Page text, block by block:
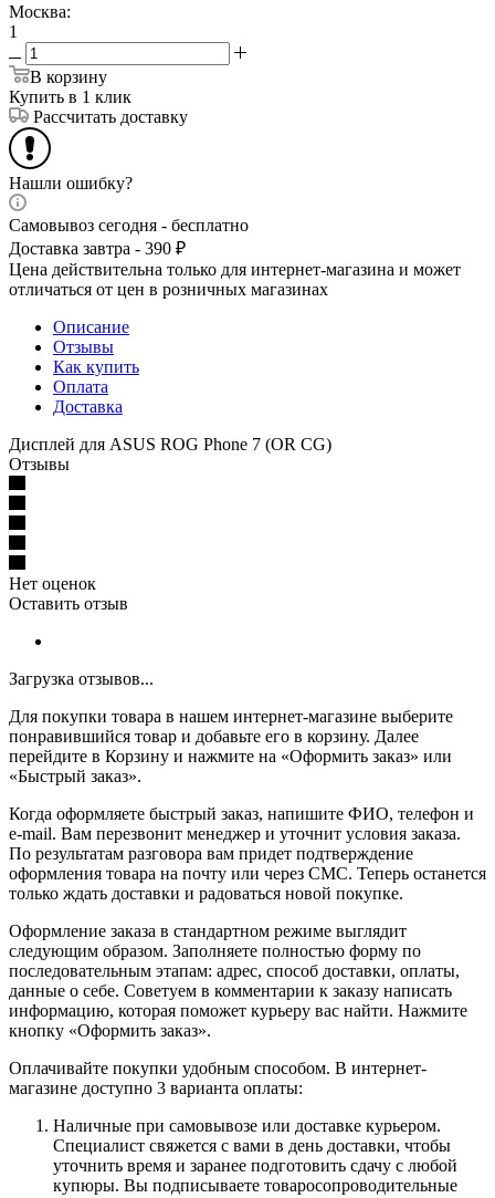
Москва:
1
В корзину
Купить в 1 клик
Рассчитать доставку
Нашли ошибку?
Самовывоз сегодня - бесплатно
Доставка завтра - 390 ₽
Цена действительна только для интернет-магазина и может
отличаться от цен в розничных магазинах
Описание
Отзывы
Как купить
Оплата
Доставка
Дисплей для ASUS ROG Phone 7 (OR CG)
Отзывы
Нет оценок
Оставить отзыв
Загрузка отзывов...
Для покупки товара в нашем интернет-магазине выберите
понравившийся товар и добавьте его в корзину. Далее
перейдите в Корзину и нажмите на «Оформить заказ» или
«Быстрый заказ».
Когда оформляете быстрый заказ, напишите ФИО, телефон и
e-mail. Вам перезвонит менеджер и уточнит условия заказа.
По результатам разговора вам придет подтверждение
оформления товара на почту или через СМС. Теперь останется
только ждать доставки и радоваться новой покупке.
Оформление заказа в стандартном режиме выглядит
следующим образом. Заполняете полностью форму по
последовательным этапам: адрес, способ доставки, оплаты,
данные о себе. Советуем в комментарии к заказу написать
информацию, которая поможет курьеру вас найти. Нажмите
кнопку «Оформить заказ».
Оплачивайте покупки удобным способом. В интернет-
магазине доступно 3 варианта оплаты:
Наличные при самовывозе или доставке курьером.
Специалист свяжется с вами в день доставки, чтобы
уточнить время и заранее подготовить сдачу с любой
купюры. Вы подписываете товаросопроводительные